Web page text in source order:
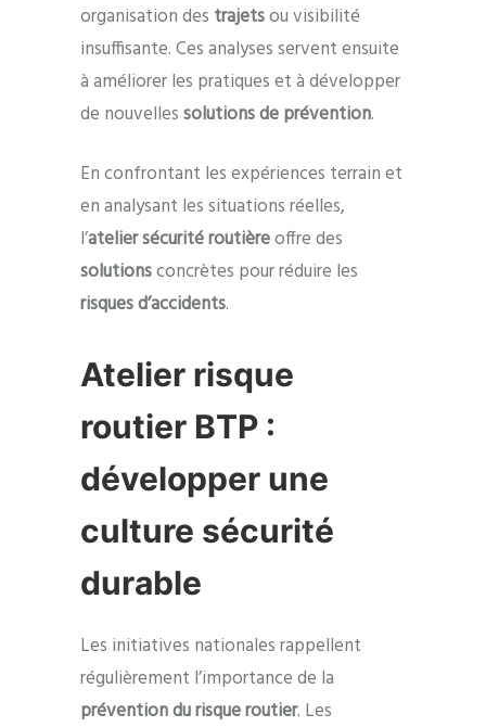
organisation des trajetsou visibilité
insuffisante. Ces analyses servent ensuite
à améliorer les pratiques et à développer
de nouvellessolutions de prévention.
En confrontant les expériences terrain et
en analysant les situations réelles,
l’atelier sécurité routièreoffre des
solutionsconcrètes pour réduire les
risques d’accidents.
Atelier risque
routier BTP :
développer une
culture sécurité
durable
Les initiatives nationales rappellent
régulièrement l’importance de la
prévention du risque routier. Les